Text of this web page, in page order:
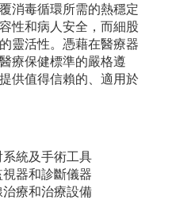
消毒循環所需的熱穩定
性和病人安全，而細股
靈活性。憑藉在醫療器
療保健標準的嚴格遵
供值得信賴的、適用於
統及手術工具
器和診斷儀器
療和治療設備